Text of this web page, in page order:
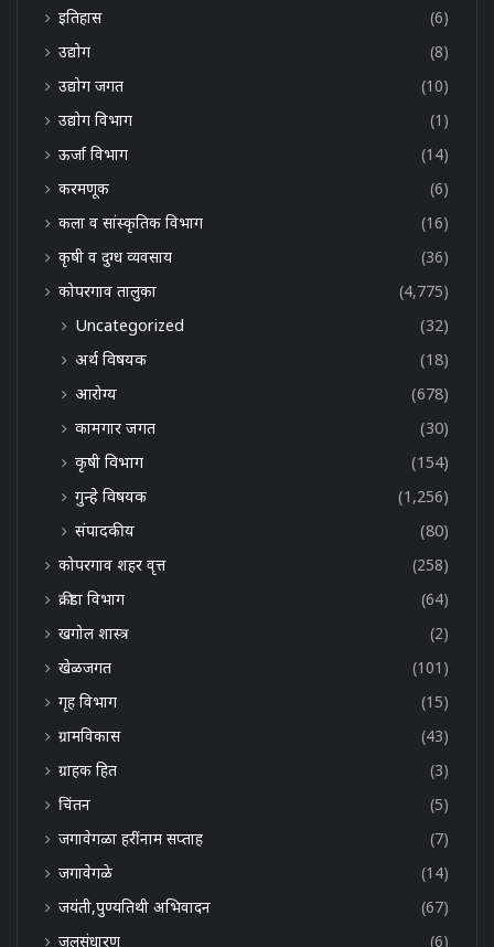
इतिहास
(6)
उद्योग
(8)
उद्योग जगत
(10)
उद्योग विभाग
(1)
ऊर्जा विभाग
(14)
करमणूक
(6)
कला व सांस्कृतिक विभाग
(16)
कृषी व दुग्ध व्यवसाय
(36)
कोपरगाव तालुका
(4,775)
Uncategorized
(32)
अर्थ विषयक
(18)
आरोग्य
(678)
कामगार जगत
(30)
कृषी विभाग
(154)
गुन्हे विषयक
(1,256)
संपादकीय
(80)
कोपरगाव शहर वृत्त
(258)
क्रीडा विभाग
(64)
खगोल शास्त्र
(2)
खेळजगत
(101)
गृह विभाग
(15)
ग्रामविकास
(43)
ग्राहक हित
(3)
चिंतन
(5)
जगावेगळा हरींनाम सप्ताह
(7)
जगावेगळे
(14)
जयंती,पुण्यतिथी अभिवादन
(67)
जलसंधारण
(6)